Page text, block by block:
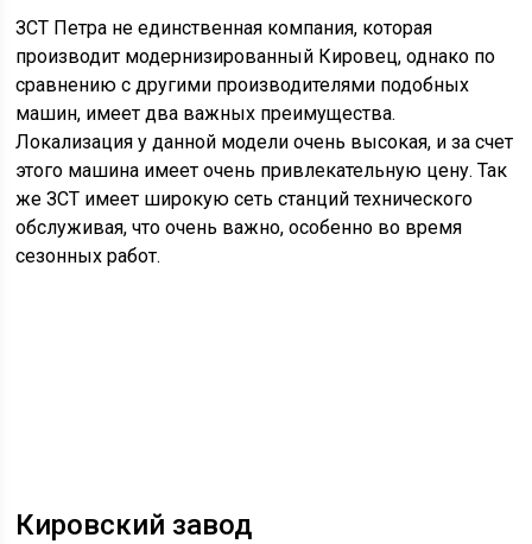
ЗСТ Петра не единственная компания, которая
производит модернизированный Кировец, однако по
сравнению с другими производителями подобных
машин, имеет два важных преимущества.
Локализация у данной модели очень высокая, и за счет
этого машина имеет очень привлекательную цену. Так
же ЗСТ имеет широкую сеть станций технического
обслуживая, что очень важно, особенно во время
сезонных работ.
Кировский завод